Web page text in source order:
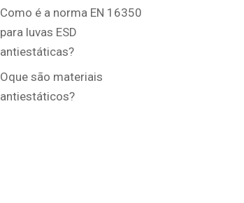
Como é a norma EN 16350
para luvas ESD
antiestáticas?
Oque são materiais
antiestáticos?